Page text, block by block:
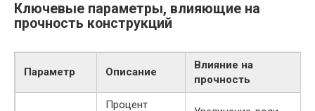
Ключевые параметры, влияющие на
прочность конструкций
Параметр Описание
Влияние на
прочность
Процент